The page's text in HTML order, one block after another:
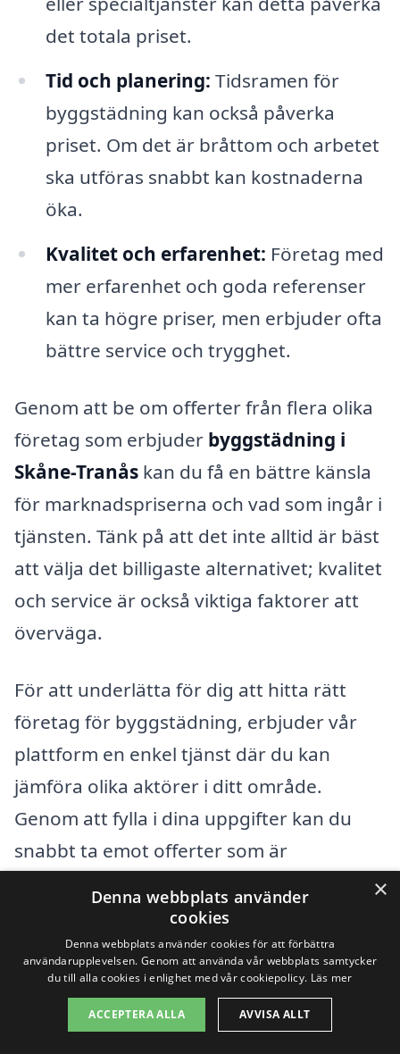
det totala priset.
Tid och planering: Tidsramen för
byggstädning kan också påverka
priset. Om det är bråttom och arbetet
ska utföras snabbt kan kostnaderna
öka.
Kvalitet och erfarenhet: Företag med
mer erfarenhet och goda referenser
kan ta högre priser, men erbjuder ofta
bättre service och trygghet.
Genom att be om offerter från flera olika
företag som erbjuder byggstädning i
Skåne-Tranås kan du få en bättre känsla
för marknadspriserna och vad som ingår i
tjänsten. Tänk på att det inte alltid är bäst
att välja det billigaste alternativet; kvalitet
och service är också viktiga faktorer att
överväga.
För att underlätta för dig att hitta rätt
företag för byggstädning, erbjuder vår
plattform en enkel tjänst där du kan
jämföra olika aktörer i ditt område.
Genom att fylla i dina uppgifter kan du
snabbt ta emot offerter som är
krav. Detta gör att du slipper spendera tid
och energi på att leta på egen hand och
istället kan fokusera på det verkliga
projektet.
×
Denna webbplats använder
cookies
Denna webbplats använder cookies för att förbättra
användarupplevelsen. Genom att använda vår webbplats samtycker
du till alla cookies i enlighet med vår cookiepolicy. Läs mer
ACCEPTERA ALLA AVVISA ALLT